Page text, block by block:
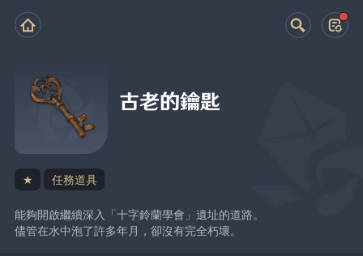
古老的鑰匙
★ 任務道具
能夠開啟繼續深入「十字鈴蘭學會」遺址的道路。
儘管在水中泡了許多年月，卻沒有完全朽壞。